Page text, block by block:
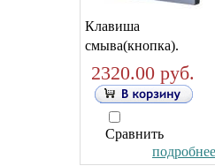
Клавиша
смыва(кнопка).
2320.00 руб.
Сравнить